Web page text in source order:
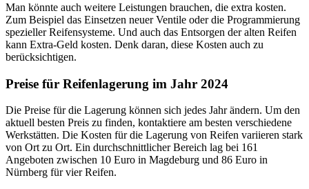
Man könnte auch weitere Leistungen brauchen, die extra kosten.
Zum Beispiel das Einsetzen neuer Ventile oder die Programmierung
spezieller Reifensysteme. Und auch das Entsorgen der alten Reifen
kann Extra-Geld kosten. Denk daran, diese Kosten auch zu
berücksichtigen.
Preise für Reifenlagerung im Jahr 2024
Die Preise für die Lagerung können sich jedes Jahr ändern. Um den
aktuell besten Preis zu finden, kontaktiere am besten verschiedene
Werkstätten. Die Kosten für die Lagerung von Reifen variieren stark
von Ort zu Ort. Ein durchschnittlicher Bereich lag bei 161
Angeboten zwischen 10 Euro in Magdeburg und 86 Euro in
Nürnberg für vier Reifen.